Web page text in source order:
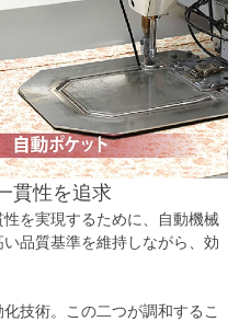
貫性を追求
を実現するために、自動機械
品質基準を維持しながら、効
技術。この二つが調和するこ